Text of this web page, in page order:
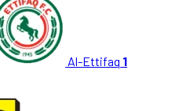
Al-Ettifaq 1